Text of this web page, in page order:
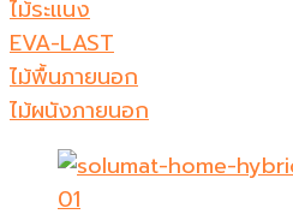
ไม้ระแนง
EVA-LAST
ไม้พื้นภายนอก
ไม้ผนังภายนอก